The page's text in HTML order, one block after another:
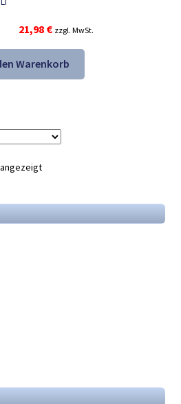
Ursprünglicher
war:
33,09 €
21,98 €Aktueller
ist:
21,98 €.
zzgl. MwSt.
Warenkorb